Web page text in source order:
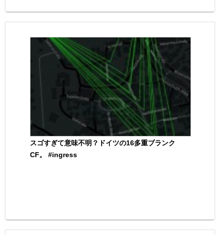
スゴすぎて意味不明？ドイツの16多重ブランク
CF。 #ingress